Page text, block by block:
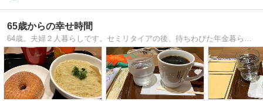
65歳からの幸せ時間
64歳。夫婦２人暮らしです。セミリタイアの後、待ちわびた年金暮らしでしたが、甘いもんじゃなかった。節約必須の暮らしぶりですが、日々楽しみを見つけて過ごしていきたい。